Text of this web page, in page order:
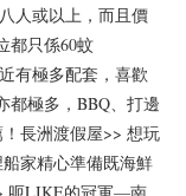
人或以上，而且價
都只係60蚊
有極多配套，喜歡
都極多，BBQ、打邊
長洲渡假屋>> 想玩
家精心準備既海鮮